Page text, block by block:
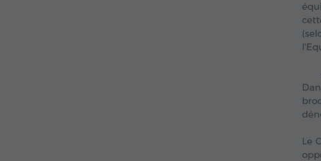
Le